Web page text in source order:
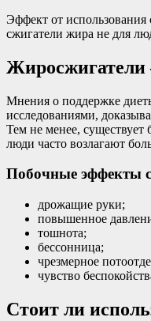
Эффект от
сжигатели жира не для
Жиросжигатели
Мнения о поддержке
исследованиями,
Тем не менее, существует
люди часто возлагают
Побочные эффекты
дрожащие руки;
повышенное
тошнота;
бессонница;
чрезмерное
чувство
Стоит ли